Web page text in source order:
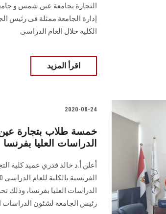
التجارة بجامعة عين شمس و
إدارة الجامعة ممثلة فى رئيس
الكلية خلال العام الدراسى
اقرأ المزيد
2020-08-24
خمسة طلاب بتجارة
الدراسات العليا بفرنسا
أعلن أ.د خالد قدري عميد كلية
الدراسات العليا بفرنسا،
رئيس الجامعة لشئون الدراسات